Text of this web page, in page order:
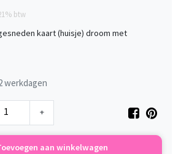
btw
kaart (huisje) droom met
werkdagen
+
aan winkelwagen